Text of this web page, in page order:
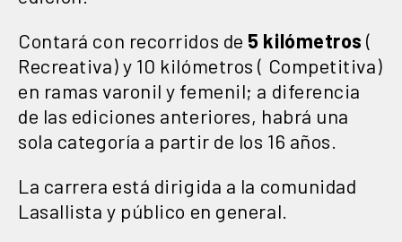
Contará con recorridos de 5 kilómetros (
Recreativa) y 10 kilómetros ( Competitiva)
en ramas varonil y femenil; a diferencia
de las ediciones anteriores, habrá una
sola categoría a partir de los 16 años.
La carrera está dirigida a la comunidad
Lasallista y público en general.